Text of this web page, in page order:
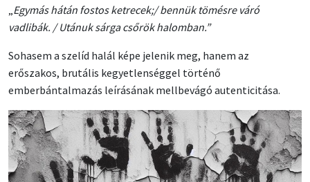
Egymás hátán fostos ketrecek;/ bennük tömésre váró
vadlibák. / Utánuk sárga csőrök halomban.”
Sohasem a szelíd halál képe jelenik meg, hanem az
erőszakos, brutális kegyetlenséggel történő
emberbántalmazás leírásának mellbevágó autenticitása.